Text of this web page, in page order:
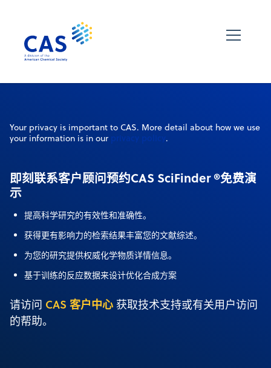
Your privacy is important to CAS. More detail about how we use
your information is in our privacy policy.
即刻联系客户顾问预约CAS SciFinder ®免费演
示
提高科学研究的有效性和准确性。
获得更有影响力的检索结果丰富您的文献综述。
为您的研究提供权威化学物质详情信息。
基于训练的反应数据来设计优化合成方案
请访问 CAS 客户中心 获取技术支持或有关用户访问
的帮助。